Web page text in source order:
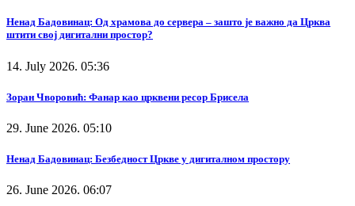
Ненад Бадовинац: Од храмова до сервера – зашто је важно да Црква
штити свој дигитални простор?
14. July 2026. 05:36
Зоран Чворовић: Фанар као црквени ресор Брисела
29. June 2026. 05:10
Ненад Бадовинац: Безбедност Цркве у дигиталном простору
26. June 2026. 06:07